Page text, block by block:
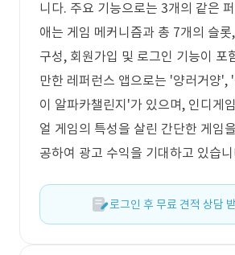
니다. 주요 기능으로는 3개의 같은
애는 게임 메커니즘과 총 7개의 슬롯
구성, 회원가입 및 로그인 기능이 포
만한 레퍼런스 앱으로는 '양러거양',
이 알파카챌린지'가 있으며, 인디게
얼 게임의 특성을 살린 간단한 게임
공하여 광고 수익을 기대하고 있습
로그인 후 무료 견적 상담